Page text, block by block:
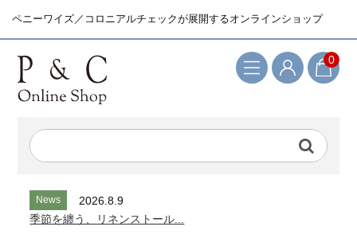
ペニーワイズ／コロニアルチェックが展開するオンラインショップ
0
検索キーワード
News
2026.8.9
季節を纏う、リネンストール...